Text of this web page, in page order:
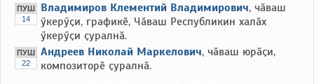
ПУШ
14
Владимиров Клементий Владимирович, чӑваш
ӳкерӳҫи, графикӗ, Чӑваш Республикин халӑх
ӳкерӳҫи ҫуралнӑ.
ПУШ
22
Андреев Николай Маркелович, чӑваш юрӑҫи,
композиторӗ ҫуралнӑ.